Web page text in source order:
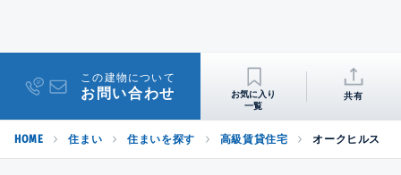
この建物について
お問い合わせ 共有
HOME 住まい 住まいを探す 高級賃貸住宅 オークヒルス